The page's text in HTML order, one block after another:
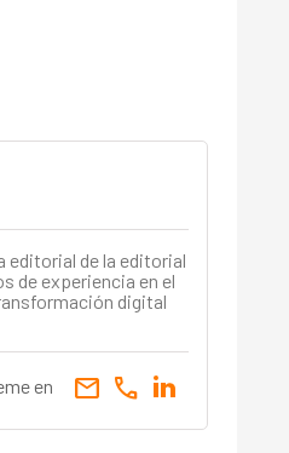
editorial de la editorial
de experiencia en el
digital
call
email
en